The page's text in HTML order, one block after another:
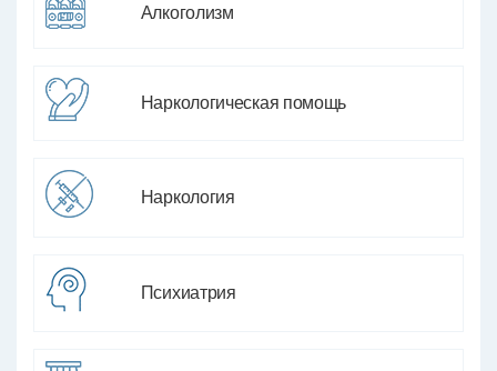
Алкоголизм
Наркологическая помощь
Наркология
Психиатрия